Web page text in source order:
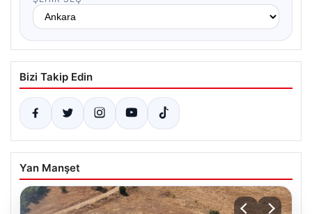
Bizi Takip Edin
Yan Manşet